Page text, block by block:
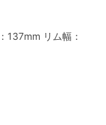
137mm リム幅：